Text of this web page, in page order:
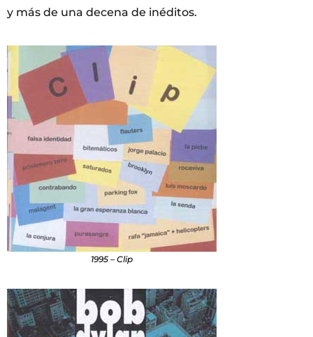
y más de una decena de inéditos.
1995 – Clip